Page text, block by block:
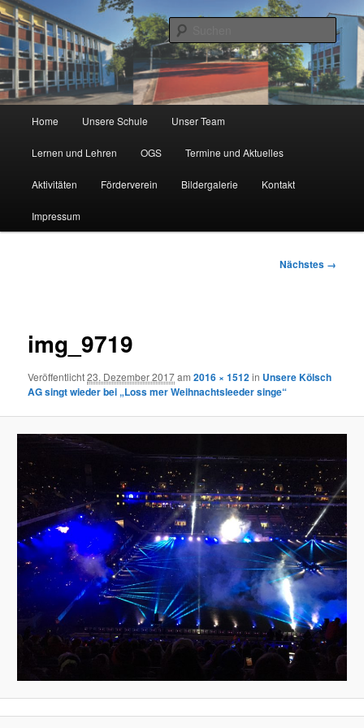
Zum
primären
Inhalt
springenKGS Erlenweg
Städtische Katholische Grundschule
Home Unsere Schule Unser Team
Lernen und Lehren OGS Termine und Aktuelles
Aktivitäten Förderverein Bildergalerie Kontakt
Impressum
Nächstes →
img_9719
Veröffentlicht23. Dezember 2017am2016 × 1512in Unsere Kölsch
AG singt wieder bei „Loss mer Weihnachtsleeder singe“